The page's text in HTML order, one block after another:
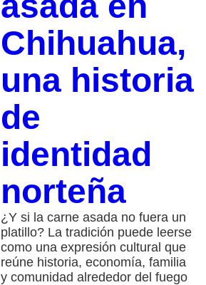
Chihuahua,
una historia
de
identidad
norteña
¿Y si la carne asada no fuera un
platillo? La tradición puede leerse
como una expresión cultural que
reúne historia, economía, familia
y comunidad alrededor del fuego